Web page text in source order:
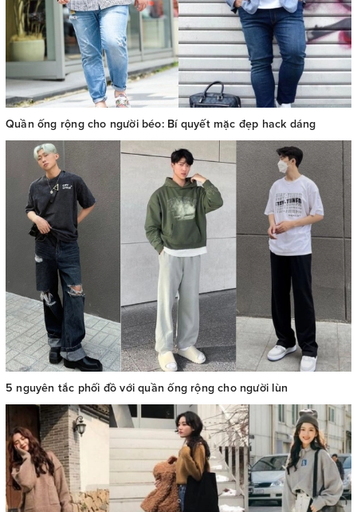
Quần ống rộng cho người béo: Bí quyết mặc đẹp hack dáng
5 nguyên tắc phối đồ với quần ống rộng cho người lùn